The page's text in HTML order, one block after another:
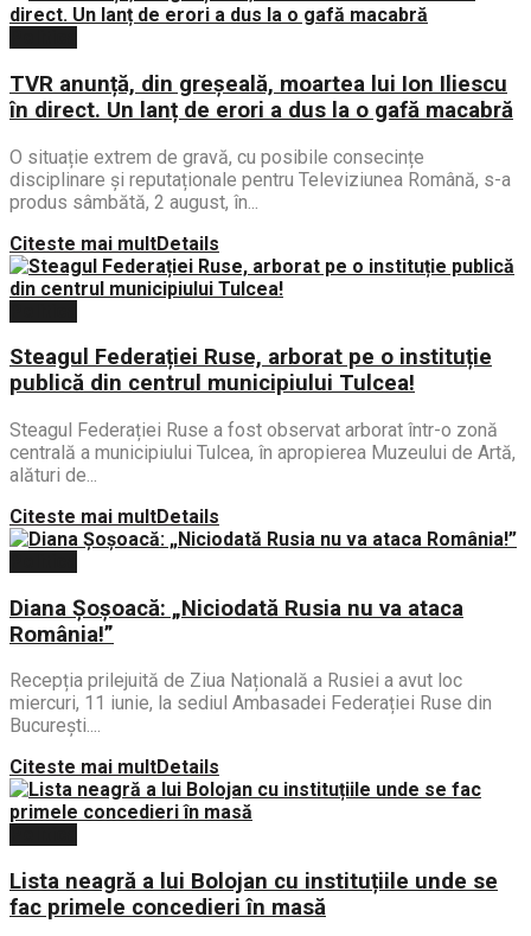
TVR anunță, din greșeală, moartea lui Ion Iliescu
în direct. Un lanț de erori a dus la o gafă macabră
O situație extrem de gravă, cu posibile consecințe
disciplinare și reputaționale pentru Televiziunea Română, s-a
produs sâmbătă, 2 august, în...
Citeste mai multDetails
Steagul Federației Ruse, arborat pe o instituție
publică din centrul municipiului Tulcea!
Steagul Federației Ruse a fost observat arborat într-o zonă
centrală a municipiului Tulcea, în apropierea Muzeului de Artă,
alături de...
Citeste mai multDetails
Diana Șoșoacă: „Niciodată Rusia nu va ataca
România!”
Recepția prilejuită de Ziua Națională a Rusiei a avut loc
miercuri, 11 iunie, la sediul Ambasadei Federației Ruse din
București....
Citeste mai multDetails
Lista neagră a lui Bolojan cu instituțiile unde se
fac primele concedieri în masă